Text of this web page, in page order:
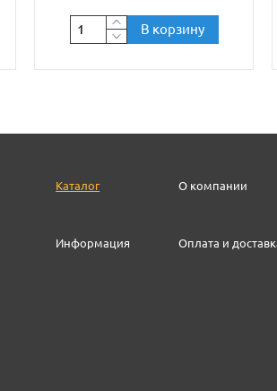
В корзину
Каталог О компании
Информация Оплата и